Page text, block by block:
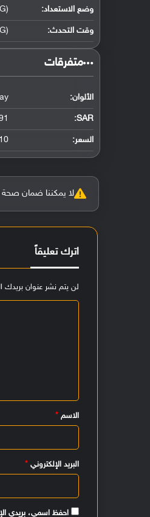
وضع الاستعداد:
وقت التحدث:
‏متفرقات‏
الألوان:
SAR
:
&amp;nbsp; &amp;nbsp;
السعر: EUR)
لا يمكننا ضمان صحة
اترك تعليقاً
لن يتم نشر عنوان بريدك
الاسم*
البريد الإلكتروني*
احفظ اسمي، بريدي